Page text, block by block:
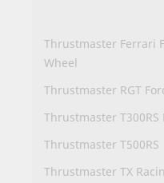
Thrustmaster Ferrari
Wheel
Thrustmaster RGT
Thrustmaster T300RS
Thrustmaster T500RS
Thrustmaster TX